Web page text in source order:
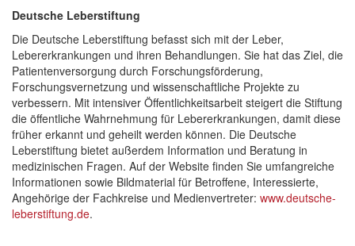
Deutsche Leberstiftung
Die Deutsche Leberstiftung befasst sich mit der Leber,
Lebererkrankungen und ihren Behandlungen. Sie hat das Ziel, die
Patientenversorgung durch Forschungsförderung,
Forschungsvernetzung und wissenschaftliche Projekte zu
verbessern. Mit intensiver Öffentlichkeitsarbeit steigert die Stiftung
die öffentliche Wahrnehmung für Lebererkrankungen, damit diese
früher erkannt und geheilt werden können. Die Deutsche
Leberstiftung bietet außerdem Information und Beratung in
medizinischen Fragen. Auf der Website finden Sie umfangreiche
Informationen sowie Bildmaterial für Betroffene, Interessierte,
Angehörige der Fachkreise und Medienvertreter: www.deutsche-
leberstiftung.de.